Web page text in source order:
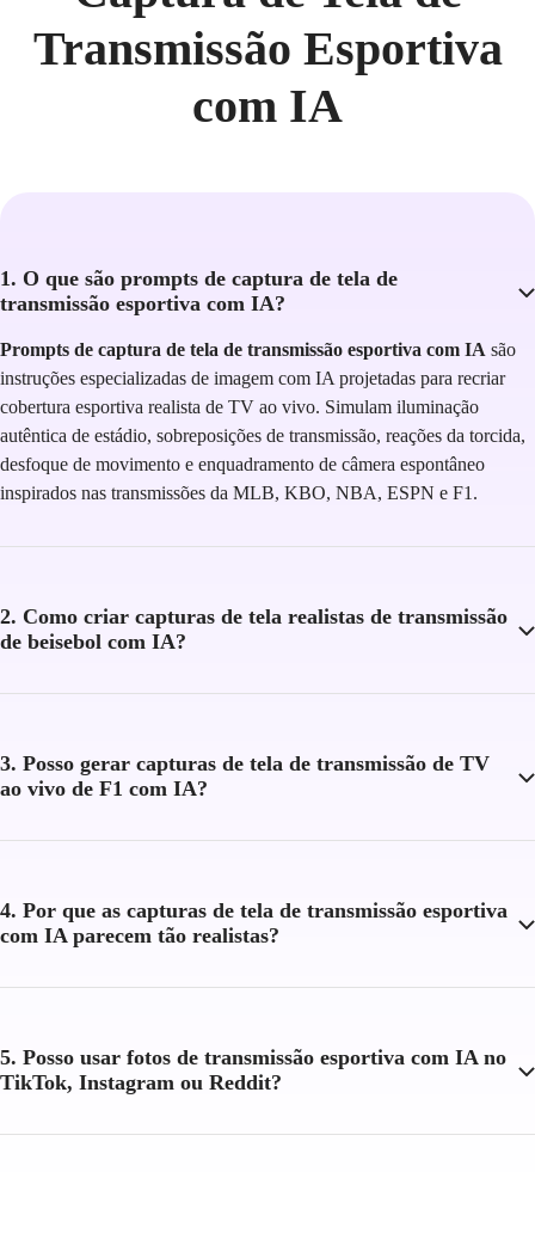
Transmissão Esportiva
com IA
1. O que são prompts de captura de tela de
transmissão esportiva com IA?
Prompts de captura de tela de transmissão esportiva com IA são
instruções especializadas de imagem com IA projetadas para recriar
cobertura esportiva realista de TV ao vivo. Simulam iluminação
autêntica de estádio, sobreposições de transmissão, reações da torcida,
desfoque de movimento e enquadramento de câmera espontâneo
inspirados nas transmissões da MLB, KBO, NBA, ESPN e F1.
2. Como criar capturas de tela realistas de transmissão
de beisebol com IA?
3. Posso gerar capturas de tela de transmissão de TV
ao vivo de F1 com IA?
4. Por que as capturas de tela de transmissão esportiva
com IA parecem tão realistas?
5. Posso usar fotos de transmissão esportiva com IA no
TikTok, Instagram ou Reddit?